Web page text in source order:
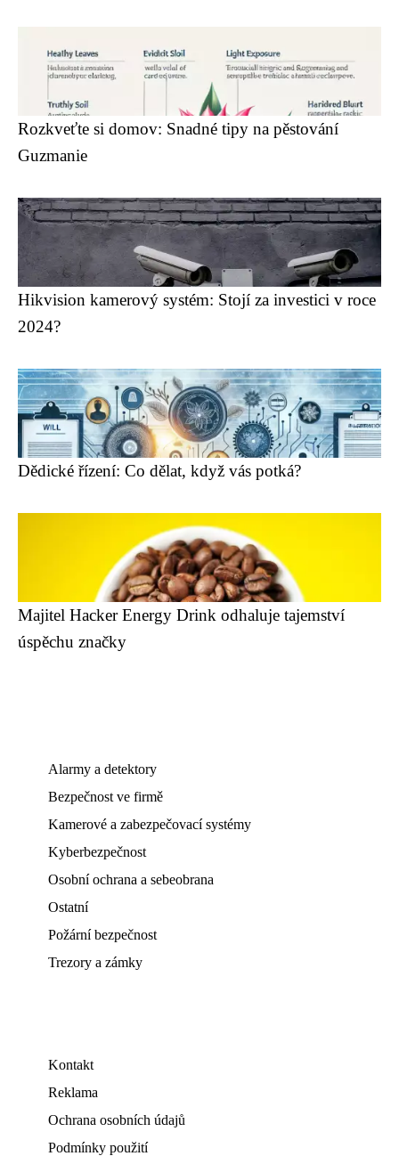
Rozkveťte si domov: Snadné tipy na pěstování
Guzmanie
Hikvision kamerový systém: Stojí za investici v roce
2024?
Dědické řízení: Co dělat, když vás potká?
Majitel Hacker Energy Drink odhaluje tajemství
úspěchu značky
Alarmy a detektory
Bezpečnost ve firmě
Kamerové a zabezpečovací systémy
Kyberbezpečnost
Osobní ochrana a sebeobrana
Ostatní
Požární bezpečnost
Trezory a zámky
Kontakt
Reklama
Ochrana osobních údajů
Podmínky použití